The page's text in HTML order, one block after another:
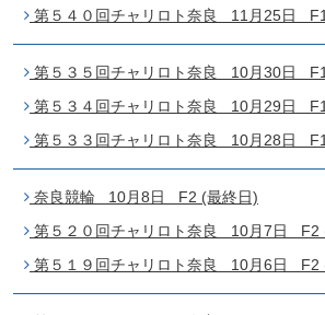
第５４０回チャリロト奈良 11月25日
第５３５回チャリロト奈良 10月30日
第５３４回チャリロト奈良 10月29日
第５３３回チャリロト奈良 10月28日
奈良競輪 10月8日 F2 (最終日)
第５２０回チャリロト奈良 10月7日 F2
第５１９回チャリロト奈良 10月6日 F2